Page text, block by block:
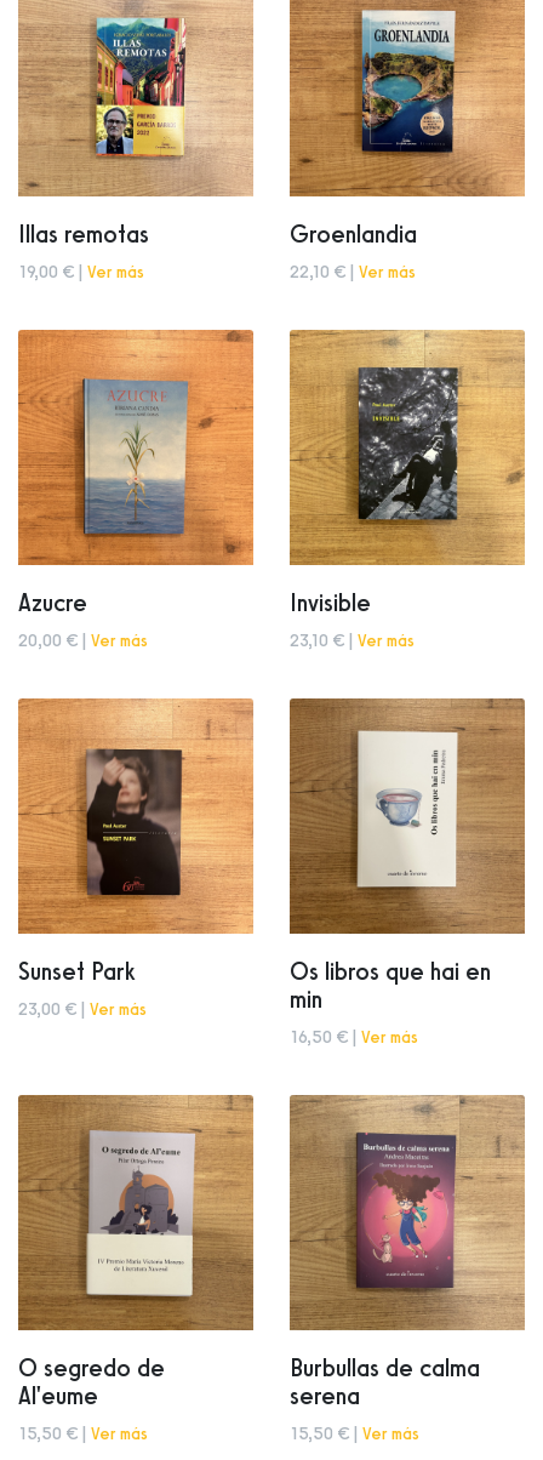
Illas remotas
19,00 € | Ver más
Groenlandia
22,10 € | Ver más
Azucre
20,00 € | Ver más
Invisible
23,10 € | Ver más
Sunset Park
23,00 € | Ver más
Os libros que hai en
min
16,50 € | Ver más
O segredo de
Al'eume
15,50 € | Ver más
Burbullas de calma
serena
15,50 € | Ver más